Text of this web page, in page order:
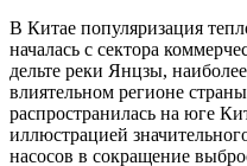
В Китае популяризация
началась с сектора
дельте реки Янцзы,
влиятельном регионе
распространилась на юге
иллюстрацией
насосов в сокращение